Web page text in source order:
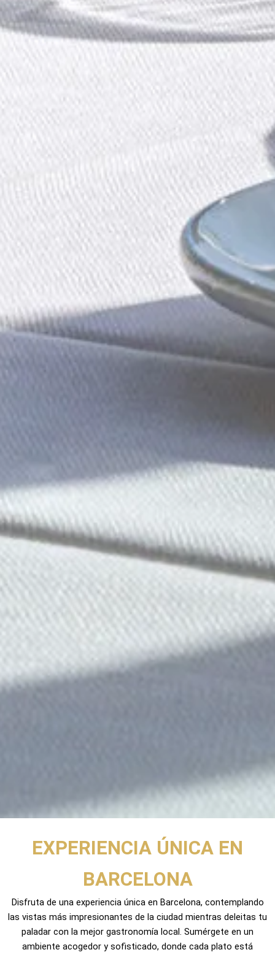
EXPERIENCIA ÚNICA EN
BARCELONA
Disfruta de una experiencia única en Barcelona, contemplando
las vistas más impresionantes de la ciudad mientras deleitas tu
paladar con la mejor gastronomía local. Sumérgete en un
ambiente acogedor y sofisticado, donde cada plato está